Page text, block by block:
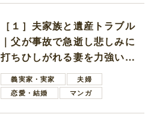
［１］夫家族と遺産トラブル
｜父が事故で急逝し悲しみに
打ちひしがれる妻を力強い言
葉で励ます夫
義実家・実家
夫婦
恋愛・結婚
マンガ